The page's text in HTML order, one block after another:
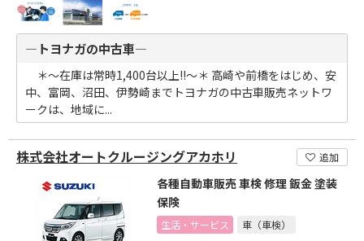
―トヨナガの中古車―
＊～在庫は常時1,400台以上!!～＊ 高崎や前橋をはじめ、安
中、富岡、沼田、伊勢崎までトヨナガの中古車販売ネットワ
ークは、地域に...
株式会社オートクルージングアカホリ 追加
各種自動車販売 車検 修理 鈑金 塗装
保険
生活・サービス 車（車検）